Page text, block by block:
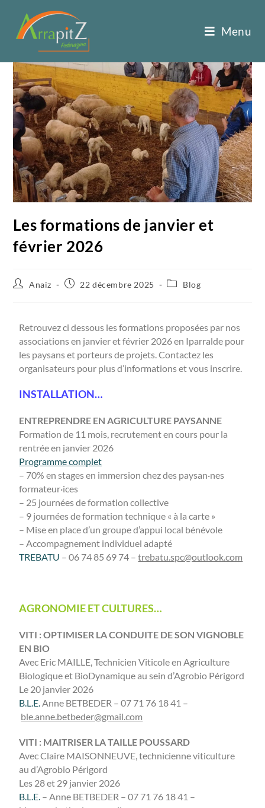
Menu
Les formations de janvier et
février 2026
Anaiz 22 décembre 2025 Blog
Retrouvez ci dessous les formations proposées par nos
associations en janvier et février 2026 en Iparralde pour
les paysans et porteurs de projets. Contactez les
organisateurs pour plus d’informations et vous inscrire.
INSTALLATION…
ENTREPRENDRE EN AGRICULTURE PAYSANNE
Formation de 11 mois, recrutement en cours pour la
rentrée en janvier 2026
Programme complet
– 70% en stages en immersion chez des paysan·nes
formateur·ices
– 25 journées de formation collective
– 9 journées de formation technique « à la carte »
– Mise en place d’un groupe d’appui local bénévole
– Accompagnement individuel adapté
TREBATU – 06 74 85 69 74 –trebatu.spc@outlook.com
AGRONOMIE ET CULTURES…
VITI : OPTIMISER LA CONDUITE DE SON VIGNOBLE
EN BIO
Avec Eric MAILLE, Technicien Viticole en Agriculture
Biologique et BioDynamique au sein d’Agrobio Périgord
Le 20 janvier 2026
B.L.E. Anne BETBEDER – 07 71 76 18 41 –
ble.anne.betbeder@gmail.com
VITI : MAITRISER LA TAILLE POUSSARD
Avec Claire MAISONNEUVE, technicienne viticulture
au d’Agrobio Périgord
Les 28 et 29 janvier 2026
B.L.E. – Anne BETBEDER – 07 71 76 18 41 –